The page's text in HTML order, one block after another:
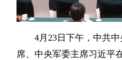
4月23日下午，中共中
席、中央军委主席习近平